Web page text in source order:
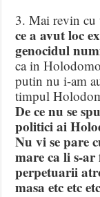
3. Mai revin
ce a avut loc
genocidul
ca in
putin nu i-am
timpul
De ce nu se
politici ai
Nu vi se pare
mare ca li s-
perpetuarii
masa etc etc